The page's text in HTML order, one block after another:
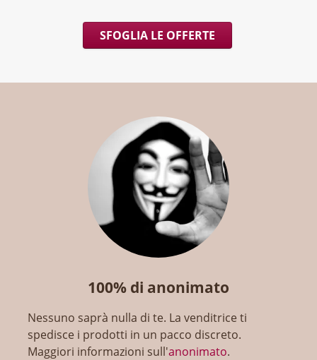
SFOGLIA LE OFFERTE
100% di anonimato
Nessuno saprà nulla di te. La venditrice ti
spedisce i prodotti in un pacco discreto.
Maggiori informazioni sull'anonimato.